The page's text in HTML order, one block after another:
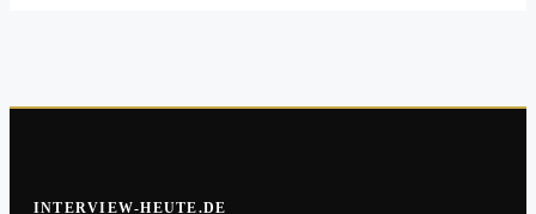
INTERVIEW-HEUTE.DE